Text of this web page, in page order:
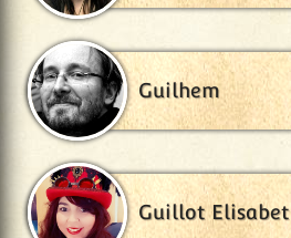
Guilhem
Guillot Elisabet